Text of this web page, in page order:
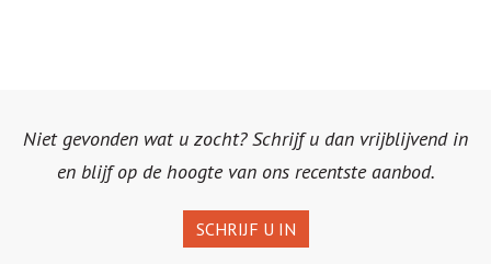
Niet gevonden wat u zocht? Schrijf u dan vrijblijvend in
en blijf op de hoogte van ons recentste aanbod.
SCHRIJF U IN